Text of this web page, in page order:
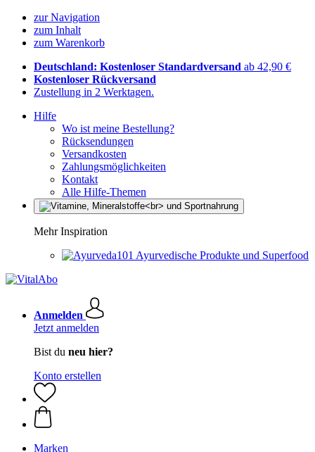
zur Navigation
zum Inhalt
zum Warenkorb
Deutschland: Kostenloser Standardversand ab 42,90 €
Kostenloser Rückversand
Zustellung in 2 Werktagen.
Hilfe
Wo ist meine Bestellung?
Rücksendungen
Versandkosten
Zahlungsmöglichkeiten
Kontakt
Alle Hilfe-Themen
Mehr Inspiration
Ayurvedische Produkte und Superfood
Anmelden
Jetzt anmelden
Bist du neu hier?
Konto erstellen
Marken